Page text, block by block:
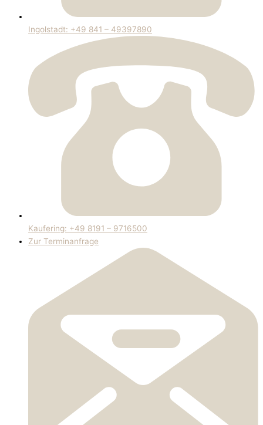
Ingolstadt: +49 841 – 49397890
Kaufering: +49 8191 – 9716500
Zur Terminanfrage